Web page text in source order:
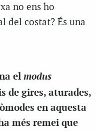
no ens ho
del costat? És una
el modus
de gires, aturades,
en aquesta
més remei que